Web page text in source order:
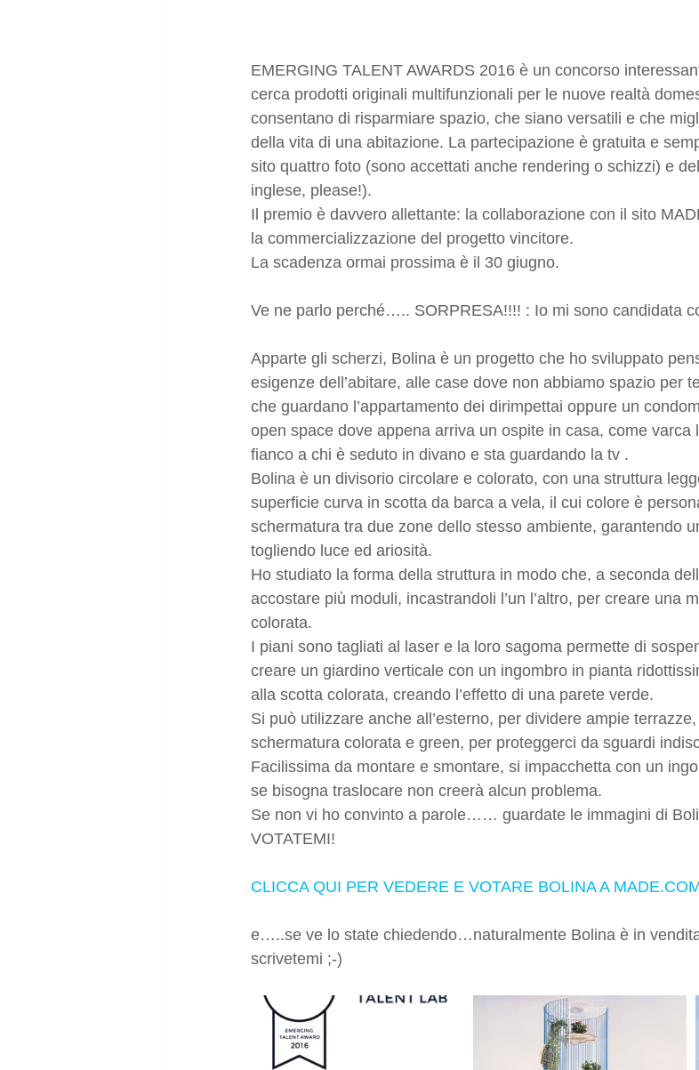
EMERGING TALENT AWARDS 2016 è un concorso
cerca prodotti originali multifunzionali per le nuove realtà
consentano di risparmiare spazio, che siano versatili e che
della vita di una abitazione. La partecipazione è gratuita e
sito quattro foto (sono accettati anche rendering o schizzi) e
inglese, please!).
Il premio è davvero allettante: la collaborazione con il sito
la commercializzazione del progetto vincitore.
La scadenza ormai prossima è il 30 giugno.
Ve ne parlo perché….. SORPRESA!!!! : Io mi sono candidata
Apparte gli scherzi, Bolina è un progetto che ho sviluppato
esigenze dell’abitare, alle case dove non abbiamo spazio per
che guardano l’appartamento dei dirimpettai oppure un
open space dove appena arriva un ospite in casa, come varca
fianco a chi è seduto in divano e sta guardando la tv .
Bolina è un divisorio circolare e colorato, con una struttura
superficie curva in scotta da barca a vela, il cui colore è
schermatura tra due zone dello stesso ambiente, garantendo
togliendo luce ed ariosità.
Ho studiato la forma della struttura in modo che, a seconda
accostare più moduli, incastrandoli l’un l’altro, per creare una
colorata.
I piani sono tagliati al laser e la loro sagoma permette di
creare un giardino verticale con un ingombro in pianta
alla scotta colorata, creando l’effetto di una parete verde.
Si può utilizzare anche all’esterno, per dividere ampie
schermatura colorata e green, per proteggerci da sguardi
Facilissima da montare e smontare, si impacchetta con un
se bisogna traslocare non creerà alcun problema.
Se non vi ho convinto a parole…… guardate le immagini di
VOTATEMI!
CLICCA QUI PER VEDERE E VOTARE BOLINA A
e…..se ve lo state chiedendo…naturalmente Bolina è in
scrivetemi ;-)